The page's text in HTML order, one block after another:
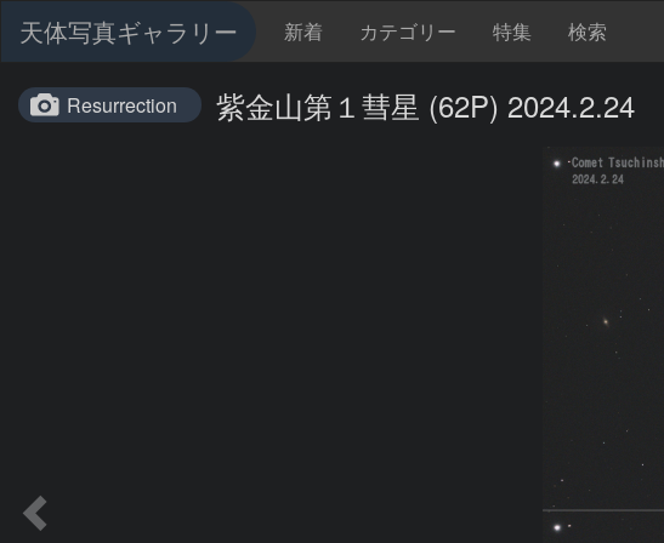
天体写真ギャラリー 新着 カテゴリー 特集 検索
Resurrection 紫金山第１彗星 (62P) 2024.2.24